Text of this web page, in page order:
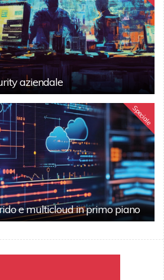
aziendale
Speciale
e multicloud in primo piano